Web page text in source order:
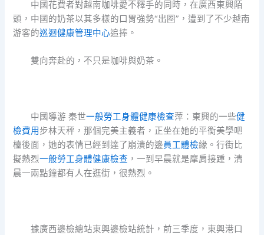
中國花費者對越南咖啡愛不釋手的同時，在廣西東興陌
頭，中國的奶茶以其多樣的口胃強勢“出圈”，遭到了不少越南
游客的巡迴健康管理中心追捧。
雙向奔赴的，不只是咖啡與奶茶。
中國導游 秦世一般勞工身體健康檢查萍：東興的一些健
檢費用 步林天秤，那個完美主義者，正坐在她的平衡美學吧
檯後面，她的表情已經到達了崩潰的邊員工體檢緣。行街比
擬熱烈一般勞工身體健康檢查 ，一到早晨就是摩肩接踵，清
晨一兩點鐘都有人在逛街，很熱烈。
據廣西邊檢總站東興邊檢站統計，前三季度，東興港口